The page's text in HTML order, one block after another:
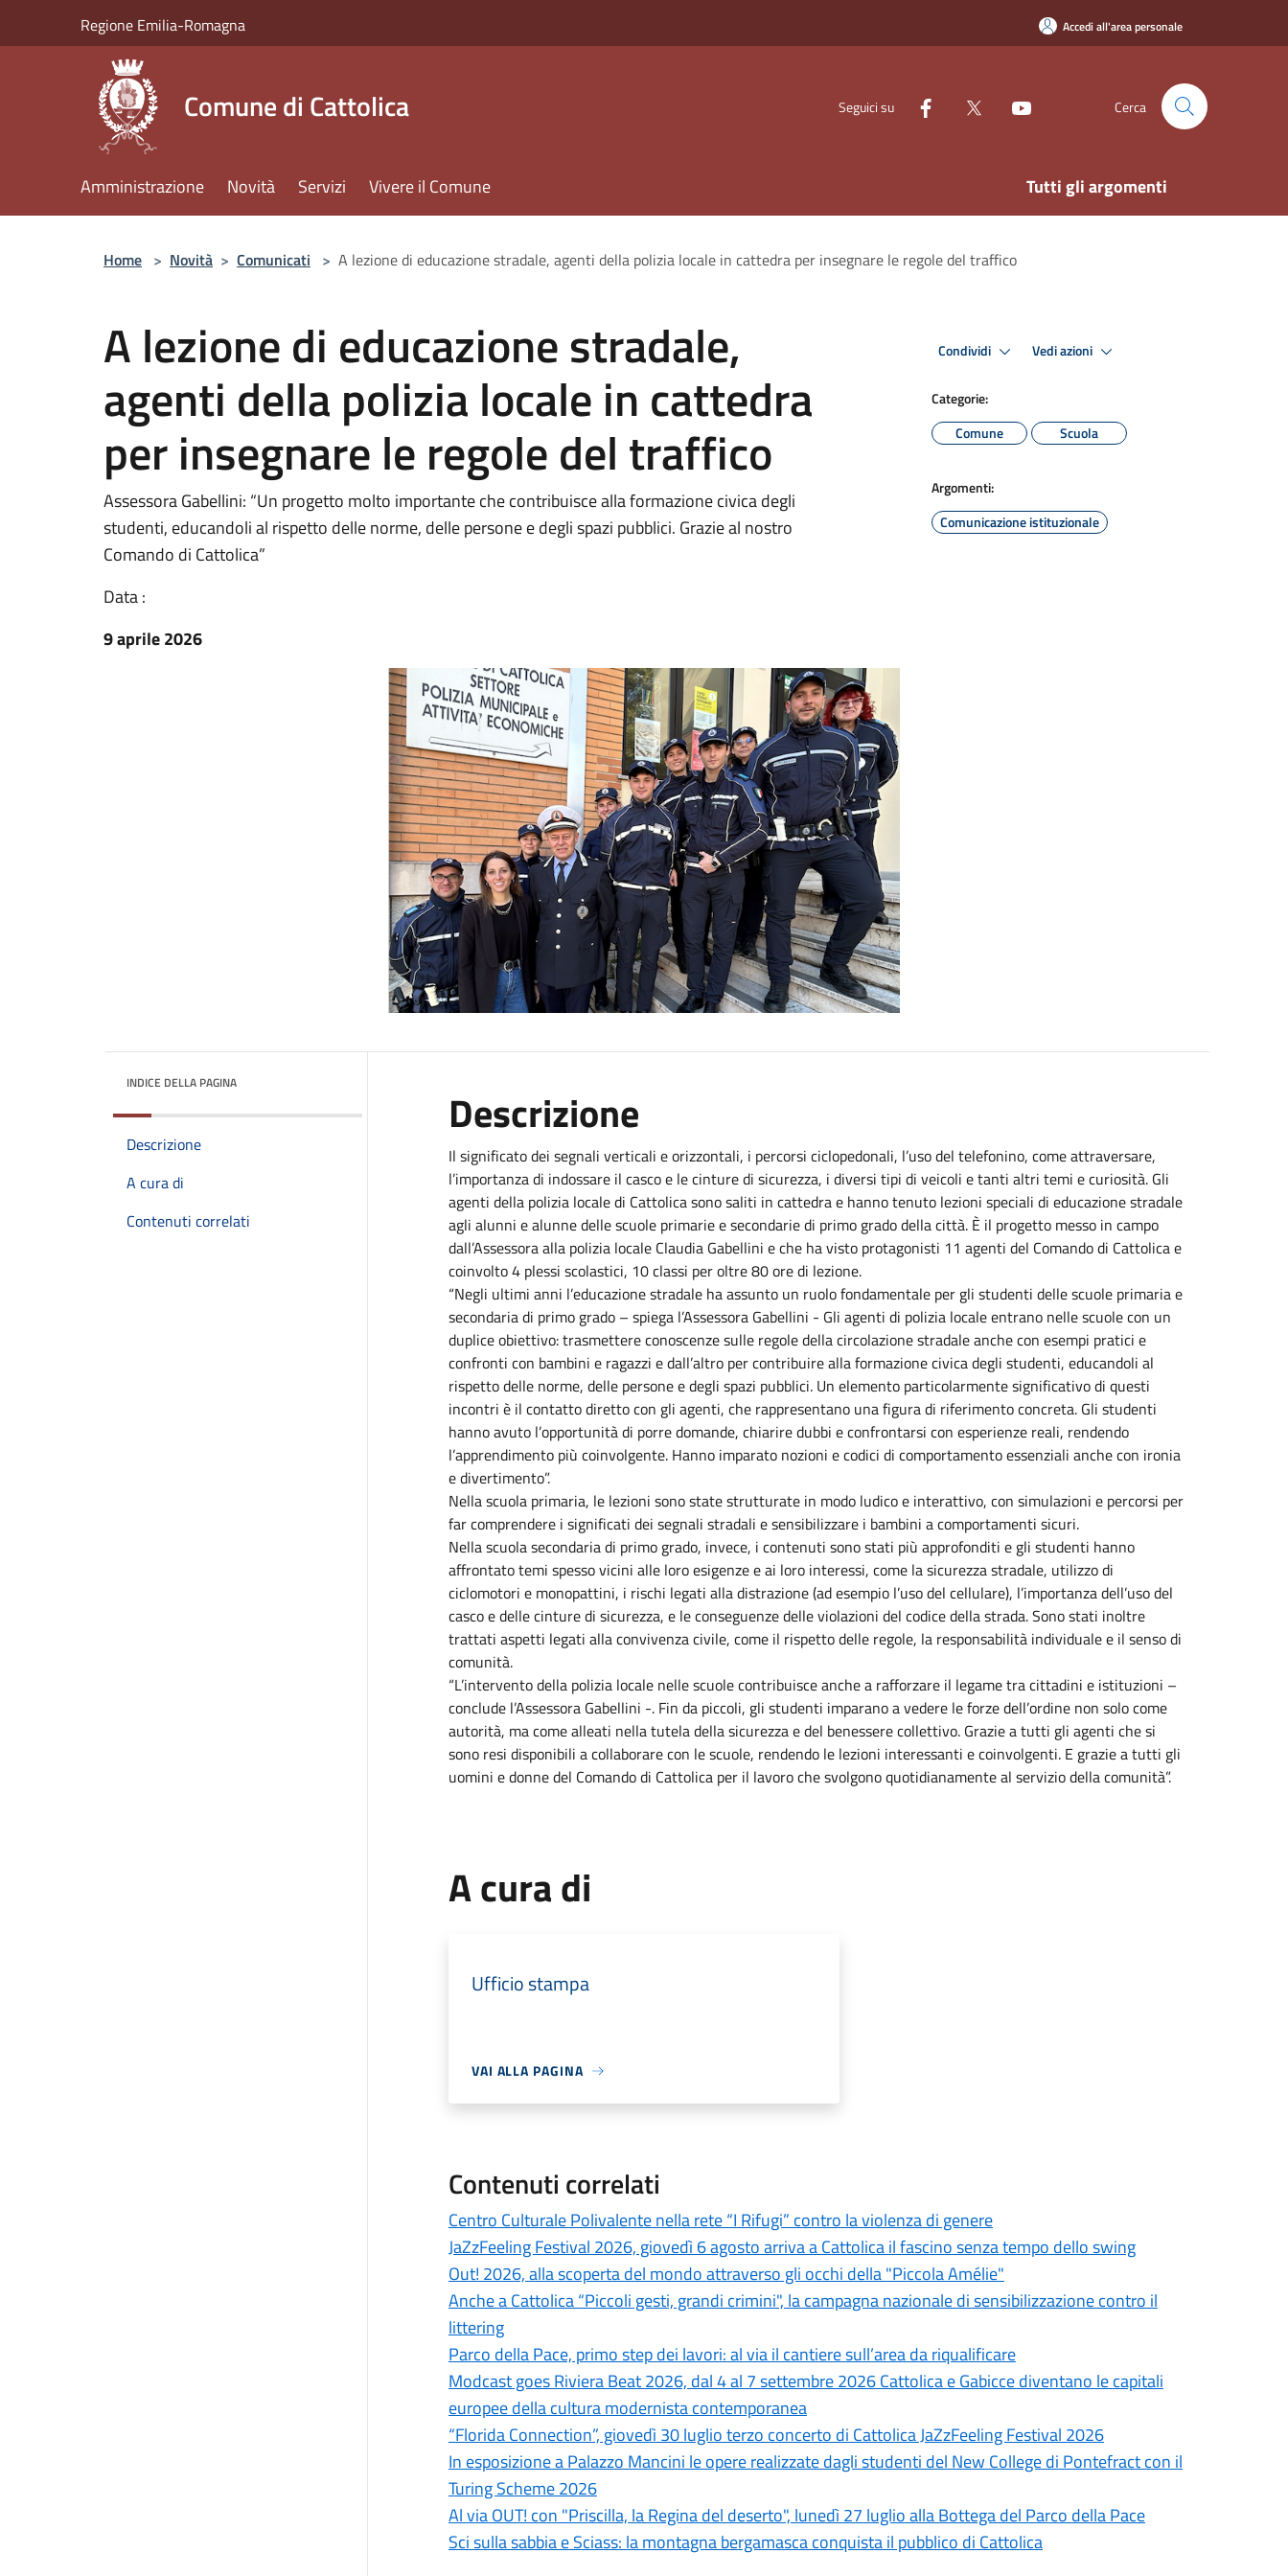
Regione Emilia-Romagna Accedi all'area personale
Comune di Cattolica Seguici su Cerca
Amministrazione Novità Servizi Vivere il Comune Tutti gli argomenti
Home > Novità > Comunicati > A lezione di educazione stradale, agenti della polizia locale in cattedra per insegnare le regole del traffico
A lezione di educazione stradale,
agenti della polizia locale in cattedra
per insegnare le regole del traffico
Assessora Gabellini: “Un progetto molto importante che contribuisce alla formazione civica degli
studenti, educandoli al rispetto delle norme, delle persone e degli spazi pubblici. Grazie al nostro
Comando di Cattolica”
Data :
9 aprile 2026
Condividi Vedi azioni
Categorie:
Comune
Scuola
Argomenti:
Comunicazione istituzionale
INDICE DELLA PAGINA
Descrizione
A cura di
Contenuti correlati
Descrizione
Il significato dei segnali verticali e orizzontali, i percorsi ciclopedonali, l’uso del telefonino, come attraversare,
l’importanza di indossare il casco e le cinture di sicurezza, i diversi tipi di veicoli e tanti altri temi e curiosità. Gli
agenti della polizia locale di Cattolica sono saliti in cattedra e hanno tenuto lezioni speciali di educazione stradale
agli alunni e alunne delle scuole primarie e secondarie di primo grado della città. È il progetto messo in campo
dall’Assessora alla polizia locale Claudia Gabellini e che ha visto protagonisti 11 agenti del Comando di Cattolica e
coinvolto 4 plessi scolastici, 10 classi per oltre 80 ore di lezione.
“Negli ultimi anni l’educazione stradale ha assunto un ruolo fondamentale per gli studenti delle scuole primaria e
secondaria di primo grado – spiega l’Assessora Gabellini - Gli agenti di polizia locale entrano nelle scuole con un
duplice obiettivo: trasmettere conoscenze sulle regole della circolazione stradale anche con esempi pratici e
confronti con bambini e ragazzi e dall’altro per contribuire alla formazione civica degli studenti, educandoli al
rispetto delle norme, delle persone e degli spazi pubblici. Un elemento particolarmente significativo di questi
incontri è il contatto diretto con gli agenti, che rappresentano una figura di riferimento concreta. Gli studenti
hanno avuto l’opportunità di porre domande, chiarire dubbi e confrontarsi con esperienze reali, rendendo
l’apprendimento più coinvolgente. Hanno imparato nozioni e codici di comportamento essenziali anche con ironia
e divertimento”.
Nella scuola primaria, le lezioni sono state strutturate in modo ludico e interattivo, con simulazioni e percorsi per
far comprendere i significati dei segnali stradali e sensibilizzare i bambini a comportamenti sicuri.
Nella scuola secondaria di primo grado, invece, i contenuti sono stati più approfonditi e gli studenti hanno
affrontato temi spesso vicini alle loro esigenze e ai loro interessi, come la sicurezza stradale, utilizzo di
ciclomotori e monopattini, i rischi legati alla distrazione (ad esempio l’uso del cellulare), l’importanza dell’uso del
casco e delle cinture di sicurezza, e le conseguenze delle violazioni del codice della strada. Sono stati inoltre
trattati aspetti legati alla convivenza civile, come il rispetto delle regole, la responsabilità individuale e il senso di
comunità.
“L’intervento della polizia locale nelle scuole contribuisce anche a rafforzare il legame tra cittadini e istituzioni –
conclude l’Assessora Gabellini -. Fin da piccoli, gli studenti imparano a vedere le forze dell’ordine non solo come
autorità, ma come alleati nella tutela della sicurezza e del benessere collettivo. Grazie a tutti gli agenti che si
sono resi disponibili a collaborare con le scuole, rendendo le lezioni interessanti e coinvolgenti. E grazie a tutti gli
uomini e donne del Comando di Cattolica per il lavoro che svolgono quotidianamente al servizio della comunità”.
A cura di
Ufficio stampa
VAI ALLA PAGINA
Contenuti correlati
Centro Culturale Polivalente nella rete “I Rifugi” contro la violenza di genere
JaZzFeeling Festival 2026, giovedì 6 agosto arriva a Cattolica il fascino senza tempo dello swing
Out! 2026, alla scoperta del mondo attraverso gli occhi della "Piccola Amélie"
Anche a Cattolica “Piccoli gesti, grandi crimini", la campagna nazionale di sensibilizzazione contro il
littering
Parco della Pace, primo step dei lavori: al via il cantiere sull’area da riqualificare
Modcast goes Riviera Beat 2026, dal 4 al 7 settembre 2026 Cattolica e Gabicce diventano le capitali
europee della cultura modernista contemporanea
“Florida Connection”, giovedì 30 luglio terzo concerto di Cattolica JaZzFeeling Festival 2026
In esposizione a Palazzo Mancini le opere realizzate dagli studenti del New College di Pontefract con il
Turing Scheme 2026
Al via OUT! con "Priscilla, la Regina del deserto", lunedì 27 luglio alla Bottega del Parco della Pace
Sci sulla sabbia e Sciass: la montagna bergamasca conquista il pubblico di Cattolica